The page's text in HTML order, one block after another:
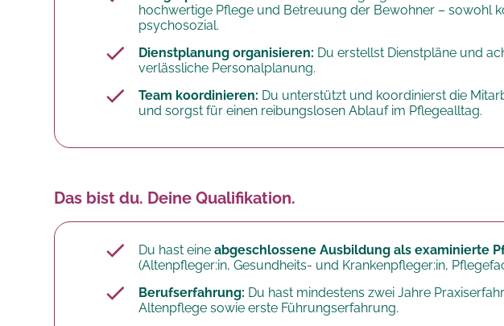
hochwertige Pflege und Betreuung der Bewohner – sowohl
psychosozial.
Dienstplanung organisieren: Du erstellst Dienstpläne und
verlässliche Personalplanung.
Team koordinieren: Du unterstützt und koordinierst die
und sorgst für einen reibungslosen Ablauf im Pflegealltag.
Das bist du. Deine Qualifikation.
Du hast eineabgeschlossene Ausbildung als examinierte
(Altenpfleger:in, Gesundheits- und Krankenpfleger:in,
Berufserfahrung: Du hast mindestens zwei Jahre
Altenpflege sowie erste Führungserfahrung.